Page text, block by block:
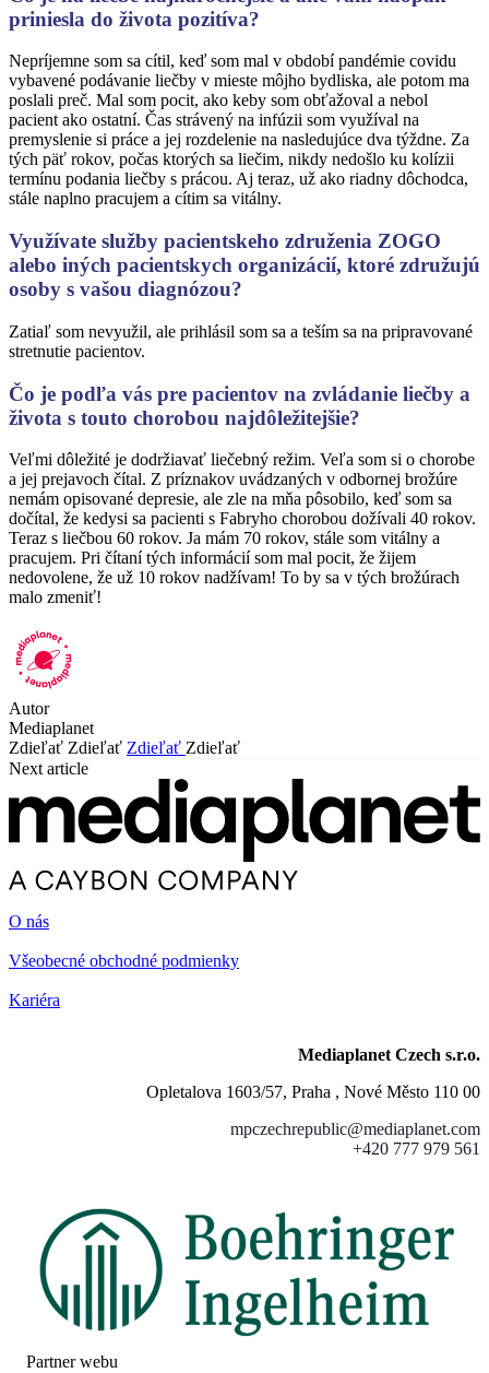
priniesla do života pozitíva?
Nepríjemne som sa cítil, keď som mal v období pandémie covidu
vybavené podávanie liečby v mieste môjho bydliska, ale potom ma
poslali preč. Mal som pocit, ako keby som obťažoval a nebol
pacient ako ostatní. Čas strávený na infúzii som využíval na
premyslenie si práce a jej rozdelenie na nasledujúce dva týždne. Za
tých päť rokov, počas ktorých sa liečim, nikdy nedošlo ku kolízii
termínu podania liečby s prácou. Aj teraz, už ako riadny dôchodca,
stále naplno pracujem a cítim sa vitálny.
Využívate služby pacientskeho združenia ZOGO
alebo iných pacientskych organizácií, ktoré združujú
osoby s vašou diagnózou?
Zatiaľ som nevyužil, ale prihlásil som sa a teším sa na pripravované
stretnutie pacientov.
Čo je podľa vás pre pacientov na zvládanie liečby a
života s touto chorobou najdôležitejšie?
Veľmi dôležité je dodržiavať liečebný režim. Veľa som si o chorobe
a jej prejavoch čítal. Z príznakov uvádzaných v odbornej brožúre
nemám opisované depresie, ale zle na mňa pôsobilo, keď som sa
dočítal, že kedysi sa pacienti s Fabryho chorobou dožívali 40 rokov.
Teraz s liečbou 60 rokov. Ja mám 70 rokov, stále som vitálny a
pracujem. Pri čítaní tých informácií som mal pocit, že žijem
nedovolene, že už 10 rokov nadžívam! To by sa v tých brožúrach
malo zmeniť!
Autor
Mediaplanet
Zdieľať Zdieľať Zdieľať Zdieľať
Next article
O nás
Všeobecné obchodné podmienky
Kariéra
Mediaplanet Czech s.r.o.
Opletalova 1603/57, Praha , Nové Město 110 00
mpczechrepublic@mediaplanet.com
+420 777 979 561
Partner webu